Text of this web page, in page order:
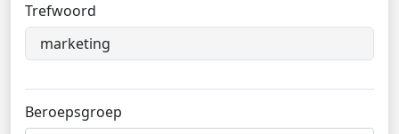
Trefwoord
Beroepsgroep